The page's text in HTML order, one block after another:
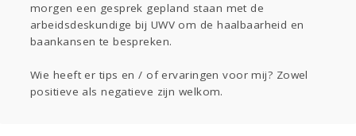
morgen een gesprek gepland staan met de
arbeidsdeskundige bij UWV om de haalbaarheid en
baankansen te bespreken.
Wie heeft er tips en / of ervaringen voor mij? Zowel
positieve als negatieve zijn welkom.